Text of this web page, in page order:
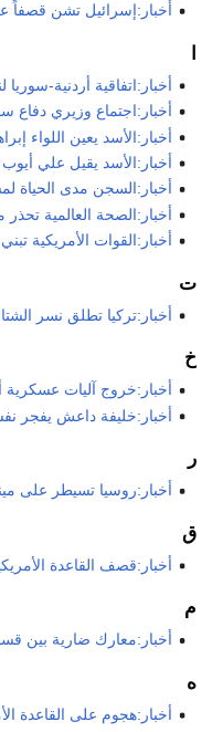
أخبار:إسرائيل تشن
أخبار:اتفاقية أردنية-سوريا
أخبار:اجتماع وزيري دفاع
أخبار:الأسد يعين اللواء
أخبار:الأسد يقيل علي أيوب
أخبار:السجن مدى الحياة
أخبار:الصحة العالمية تحذر
أخبار:القوات الأمريكية
ت
أخبار:تركيا تطلق نسر
خ
أخبار:خروج آليات
أخبار:خليفة داعش يفجر
ر
أخبار:روسيا تسيطر على
ق
أخبار:قصف القاعدة
م
أخبار:معارك ضارية بين
ه
أخبار:هجوم على القاعدة